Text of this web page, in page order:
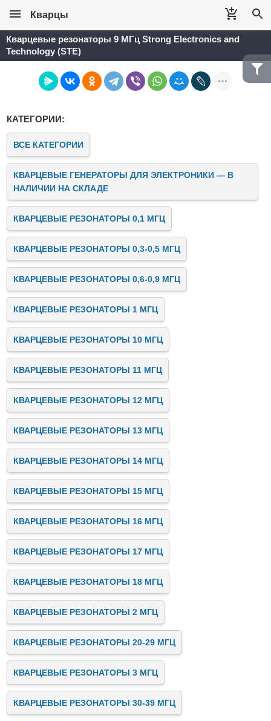
Кварцы
Кварцевые резонаторы 9 МГц Strong Electronics and
Technology (STE)
КАТЕГОРИИ:
ВСЕ КАТЕГОРИИ
КВАРЦЕВЫЕ ГЕНЕРАТОРЫ ДЛЯ ЭЛЕКТРОНИКИ — В
НАЛИЧИИ НА СКЛАДЕ
КВАРЦЕВЫЕ РЕЗОНАТОРЫ 0,1 МГЦ
КВАРЦЕВЫЕ РЕЗОНАТОРЫ 0,3-0,5 МГЦ
КВАРЦЕВЫЕ РЕЗОНАТОРЫ 0,6-0,9 МГЦ
КВАРЦЕВЫЕ РЕЗОНАТОРЫ 1 МГЦ
КВАРЦЕВЫЕ РЕЗОНАТОРЫ 10 МГЦ
КВАРЦЕВЫЕ РЕЗОНАТОРЫ 11 МГЦ
КВАРЦЕВЫЕ РЕЗОНАТОРЫ 12 МГЦ
КВАРЦЕВЫЕ РЕЗОНАТОРЫ 13 МГЦ
КВАРЦЕВЫЕ РЕЗОНАТОРЫ 14 МГЦ
КВАРЦЕВЫЕ РЕЗОНАТОРЫ 15 МГЦ
КВАРЦЕВЫЕ РЕЗОНАТОРЫ 16 МГЦ
КВАРЦЕВЫЕ РЕЗОНАТОРЫ 17 МГЦ
КВАРЦЕВЫЕ РЕЗОНАТОРЫ 18 МГЦ
КВАРЦЕВЫЕ РЕЗОНАТОРЫ 2 МГЦ
КВАРЦЕВЫЕ РЕЗОНАТОРЫ 20-29 МГЦ
КВАРЦЕВЫЕ РЕЗОНАТОРЫ 3 МГЦ
КВАРЦЕВЫЕ РЕЗОНАТОРЫ 30-39 МГЦ